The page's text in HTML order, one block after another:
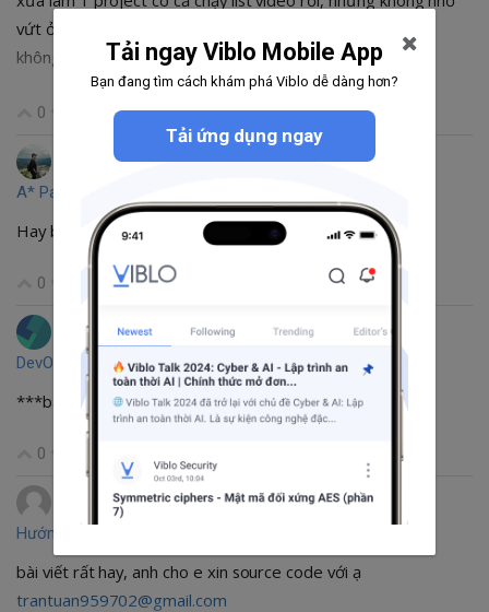
vứt ở phương trời nào nữa rồi. Ngày đó nghịch ngợm nên
không vứt lên githup
0
A* Pathfinding
Hay bac oi..
0
Thai Nguyen
đã bình luận cho bài viết
DevOps là gì ? Phần II
của
***bai viet rat huu ich
0
Tuấn Trần
đã bình luận cho bài viết
bài viết rất hay, anh cho e xin source code với ạ
trantuan959702@gmail.com
Tải ngay Viblo Mobile App
Bạn đang tìm cách khám phá Viblo dễ dàng hơn?
Tải ứng dụng ngay